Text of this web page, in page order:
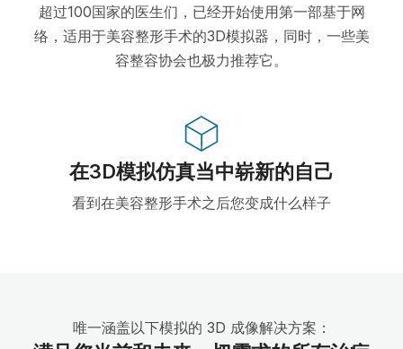
超过100国家的医生们，已经开始使用第一部基于网
络，适用于美容整形手术的3D模拟器，同时，一些美
容整容协会也极力推荐它。
在3D模拟仿真当中崭新的自己
看到在美容整形手术之后您变成什么样子
唯一涵盖以下模拟的 3D 成像解决方案：